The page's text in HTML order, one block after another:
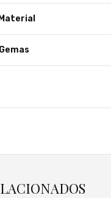
Material
Gemas